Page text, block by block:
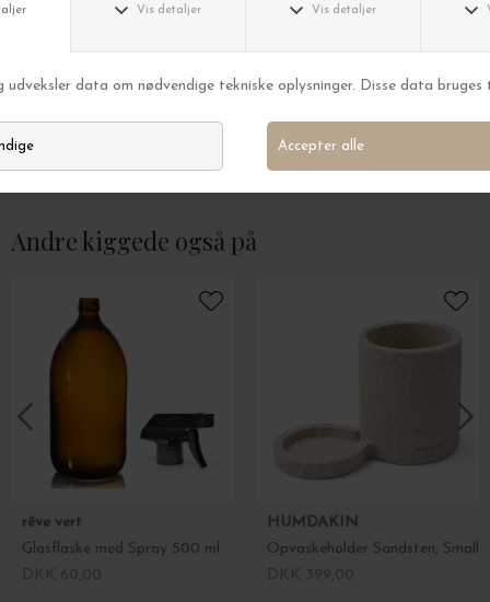
Opvaskemiddel 03, Citrongræs og Nælde
DKK 159,00
DKK 249,00
Andre kiggede også på
rêve vert
Glasflaske med Spray 500 ml.
HUMDAKIN
Opvaskeholder Sandsten, Small